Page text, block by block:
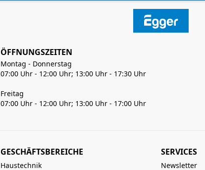
ÖFFNUNGSZEITEN
Montag - Donnerstag
07:00 Uhr - 12:00 Uhr; 13:00 Uhr - 17:30 Uhr
Freitag
07:00 Uhr - 12:00 Uhr; 13:00 Uhr - 17:00 Uhr
GESCHÄFTSBEREICHE
Haustechnik
SERVICES
Newsletter